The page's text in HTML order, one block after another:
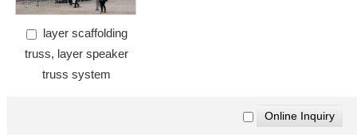
layer scaffolding
truss, layer speaker
truss system